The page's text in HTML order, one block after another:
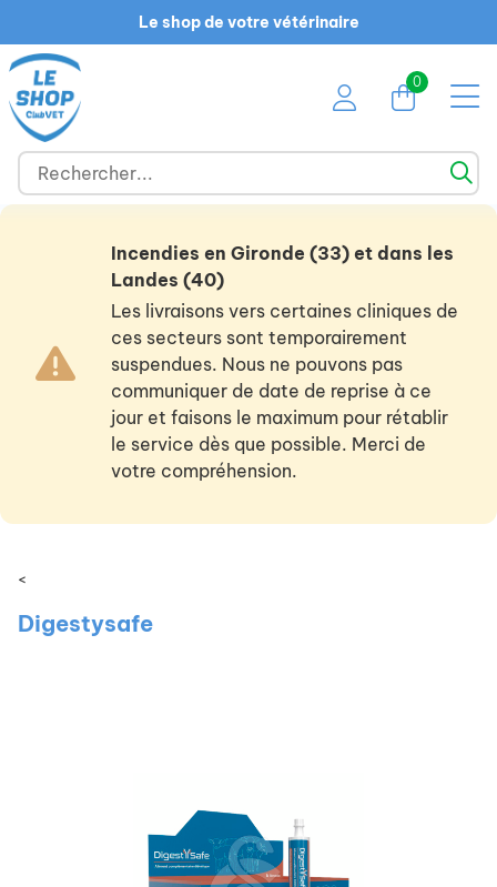
Le shop de votre vétérinaire
0
Incendies en Gironde (33) et dans les
Landes (40)
Les livraisons vers certaines cliniques de
ces secteurs sont temporairement
suspendues. Nous ne pouvons pas
communiquer de date de reprise à ce
jour et faisons le maximum pour rétablir
le service dès que possible. Merci de
votre compréhension.
<
Digestysafe